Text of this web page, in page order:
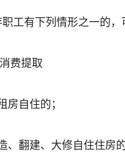
工有下列情形之一的
费提取
房自住的；
、翻建、大修自住住房